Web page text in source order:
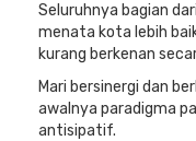
Seluruhnya bagian
menata kota lebih
kurang berkenan
Mari bersinergi dan
awalnya paradigma
antisipatif.